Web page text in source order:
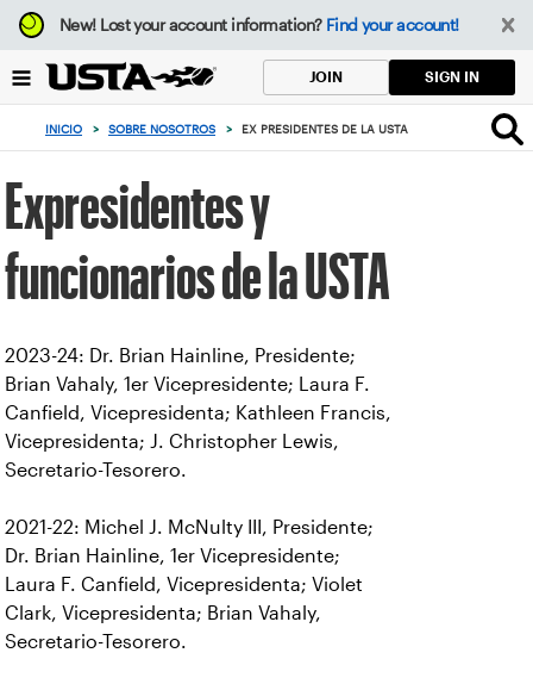
Enfoque
desde
botón
volver
principio
New!Lost your account information? Find your account!
JOIN SIGN IN
INICIO > SOBRE NOSOTROS > EX PRESIDENTES DE LA USTA
Expresidentes y
funcionarios de la USTA
2023-24: Dr. Brian Hainline, Presidente;
Brian Vahaly, 1er Vicepresidente; Laura F.
Canfield, Vicepresidenta; Kathleen Francis,
Vicepresidenta; J. Christopher Lewis,
Secretario-Tesorero.
2021-22: Michel J. McNulty III, Presidente;
Dr. Brian Hainline, 1er Vicepresidente;
Laura F. Canfield, Vicepresidenta; Violet
Clark, Vicepresidenta; Brian Vahaly,
Secretario-Tesorero.